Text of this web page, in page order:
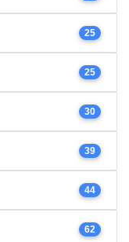
25
25
30
39
44
62